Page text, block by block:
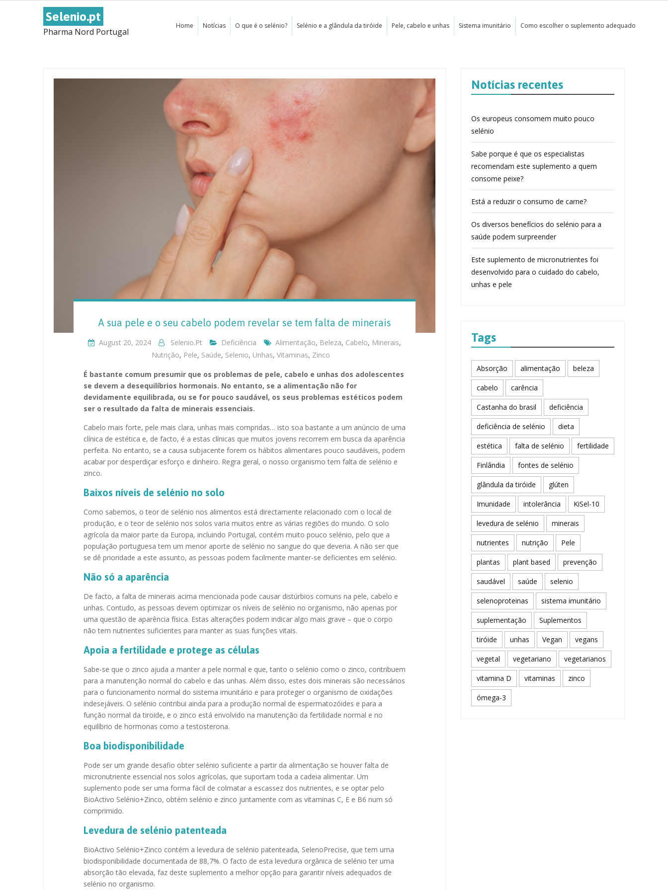
Selenio.pt
Pharma Nord Portugal
Home Notícias O que é o selénio? Selénio e a glândula da tiróide Pele, cabelo e unhas Sistema imunitário Como escolher o suplemento adequado
A sua pele e o seu cabelo podem revelar se tem falta de minerais
August 20, 2024 Selenio.pt Deficiência Alimentação, Beleza, Cabelo, Minerais,
Nutrição, Pele, Saúde, Selenio, Unhas, Vitaminas, Zinco
É bastante comum presumir que os problemas de pele, cabelo e unhas dos adolescentes
se devem a desequilíbrios hormonais. No entanto, se a alimentação não for
devidamente equilibrada, ou se for pouco saudável, os seus problemas estéticos podem
ser o resultado da falta de minerais essenciais.
Cabelo mais forte, pele mais clara, unhas mais compridas… isto soa bastante a um anúncio de uma
clínica de estética e, de facto, é a estas clínicas que muitos jovens recorrem em busca da aparência
perfeita. No entanto, se a causa subjacente forem os hábitos alimentares pouco saudáveis, podem
acabar por desperdiçar esforço e dinheiro. Regra geral, o nosso organismo tem falta de selénio e
zinco.
Baixos níveis de selénio no solo
Como sabemos, o teor de selénio nos alimentos está directamente relacionado com o local de
produção, e o teor de selénio nos solos varia muitos entre as várias regiões do mundo. O solo
agrícola da maior parte da Europa, incluindo Portugal, contém muito pouco selénio, pelo que a
população portuguesa tem um menor aporte de selénio no sangue do que deveria. A não ser que
se dê prioridade a este assunto, as pessoas podem facilmente manter-se deficientes em selénio.
Não só a aparência
De facto, a falta de minerais acima mencionada pode causar distúrbios comuns na pele, cabelo e
unhas. Contudo, as pessoas devem optimizar os níveis de selénio no organismo, não apenas por
uma questão de aparência física. Estas alterações podem indicar algo mais grave – que o corpo
não tem nutrientes suficientes para manter as suas funções vitais.
Apoia a fertilidade e protege as células
Sabe-se que o zinco ajuda a manter a pele normal e que, tanto o selénio como o zinco, contribuem
para a manutenção normal do cabelo e das unhas. Além disso, estes dois minerais são necessários
para o funcionamento normal do sistema imunitário e para proteger o organismo de oxidações
indesejáveis. O selénio contribui ainda para a produção normal de espermatozóides e para a
função normal da tiroide, e o zinco está envolvido na manutenção da fertilidade normal e no
equilíbrio de hormonas como a testosterona.
Boa biodisponibilidade
Pode ser um grande desafio obter selénio suficiente a partir da alimentação se houver falta de
micronutriente essencial nos solos agrícolas, que suportam toda a cadeia alimentar. Um
suplemento pode ser uma forma fácil de colmatar a escassez dos nutrientes, e se optar pelo
BioActivo Selénio+Zinco, obtém selénio e zinco juntamente com as vitaminas C, E e B6 num só
comprimido.
Levedura de selénio patenteada
BioActivo Selénio+Zinco contém a levedura de selénio patenteada, SelenoPrecise, que tem uma
biodisponibilidade documentada de 88,7%. O facto de esta levedura orgânica de selénio ter uma
absorção tão elevada, faz deste suplemento a melhor opção para garantir níveis adequados de
selénio no organismo.
Notícias recentes
Os europeus consomem muito pouco
selénio
Sabe porque é que os especialistas
recomendam este suplemento a quem
consome peixe?
Está a reduzir o consumo de carne?
Os diversos benefícios do selénio para a
saúde podem surpreender
Este suplemento de micronutrientes foi
desenvolvido para o cuidado do cabelo,
unhas e pele
Tags
Absorção alimentação beleza
cabelo carência
Castanha do brasil deficiência
deficiência de selénio dieta
estética falta de selénio fertilidade
Finlândia fontes de selénio
glândula da tiróide glúten
Imunidade intolerância KiSel-10
levedura de selénio minerais
nutrientes nutrição Pele
plantas plant based prevenção
saudável saúde selenio
selenoproteinas sistema imunitário
suplementação Suplementos
tiróide unhas Vegan vegans
vegetal vegetariano vegetarianos
vitamina D vitaminas zinco
ómega-3